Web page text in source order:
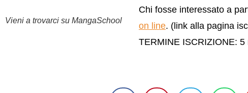
Vieni a trovarci su MangaSchool
Chi fosse interessato a
on line. (link alla pagina
TERMINE ISCRIZIONE: 5